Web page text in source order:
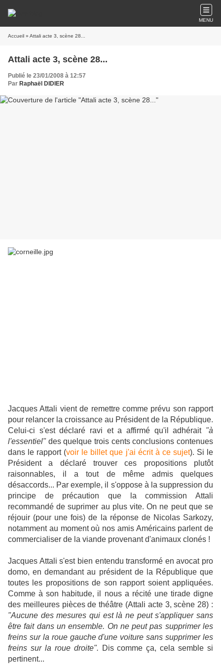
MENU
Accueil » Attali acte 3, scène 28...
Attali acte 3, scène 28...
Publié le 23/01/2008 à 12:57
Par Raphaël DIDIER
Jacques Attali vient de remettre comme prévu son rapport
pour relancer la croissance au Président de la République.
Celui-ci s'est déclaré ravi et a affirmé qu'il adhérait "à
l'essentiel"des quelque trois cents conclusions contenues
dans le rapport (voir le billet que j'ai écrit à ce sujet). Si le
Président a déclaré trouver ces propositions plutôt
raisonnables, il a tout de même admis quelques
désaccords... Par exemple, il s'oppose à la suppression du
principe de précaution que la commission Attali
recommandé de suprimer au plus vite. On ne peut que se
réjouir (pour une fois) de la réponse de Nicolas Sarkozy,
notamment au moment où nos amis Américains parlent de
commercialiser de la viande provenant d'animaux clonés !
Jacques Attali s'est bien entendu transformé en avocat pro
domo, en demandant au président de la République que
toutes les propositions de son rapport soient appliquées.
Comme à son habitude, il nous a récité une tirade digne
des meilleures pièces de théâtre (Attali acte 3, scène 28) :
"Aucune des mesures qui est là ne peut s'appliquer sans
être fait dans un ensemble. On ne peut pas supprimer les
freins sur la roue gauche d'une voiture sans supprimer les
freins sur la roue droite". Dis comme ça, cela semble si
pertinent...